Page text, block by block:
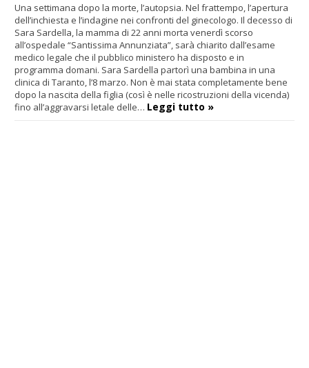
Una settimana dopo la morte, l’autopsia. Nel frattempo, l’apertura
dell’inchiesta e l’indagine nei confronti del ginecologo. Il decesso di
Sara Sardella, la mamma di 22 anni morta venerdì scorso
all’ospedale “Santissima Annunziata”, sarà chiarito dall’esame
medico legale che il pubblico ministero ha disposto e in
programma domani. Sara Sardella partorì una bambina in una
clinica di Taranto, l’8 marzo. Non è mai stata completamente bene
dopo la nascita della figlia (così è nelle ricostruzioni della vicenda)
fino all’aggravarsi letale delle… Leggi tutto »